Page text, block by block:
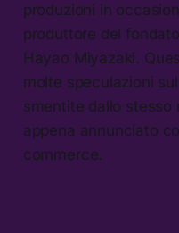
produzioni in
produttore del
Hayao Miyazaki.
molte speculazioni
smentite dallo stesso
appena annunciato
commerce.